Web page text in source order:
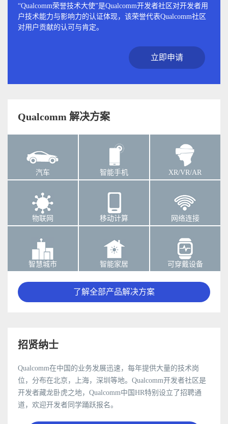
“Qualcomm荣誉技术大使”是Qualcomm开发者社区对开发者用
户技术能力与影响力的认证体现，该荣誉代表Qualcomm社区
对用户贡献的认可与肯定。
立即申请
Qualcomm 解决方案
汽车 智能手机 XR/VR/AR
物联网 移动计算 网络连接
智慧城市 智能家居 可穿戴设备
了解全部产品解决方案
招贤纳士
Qualcomm在中国的业务发展迅速，每年提供大量的技术岗
位，分布在北京，上海，深圳等地。Qualcomm开发者社区是
开发者藏龙卧虎之地，Qualcomm中国HR特别设立了招聘通
道，欢迎开发者同学踊跃报名。